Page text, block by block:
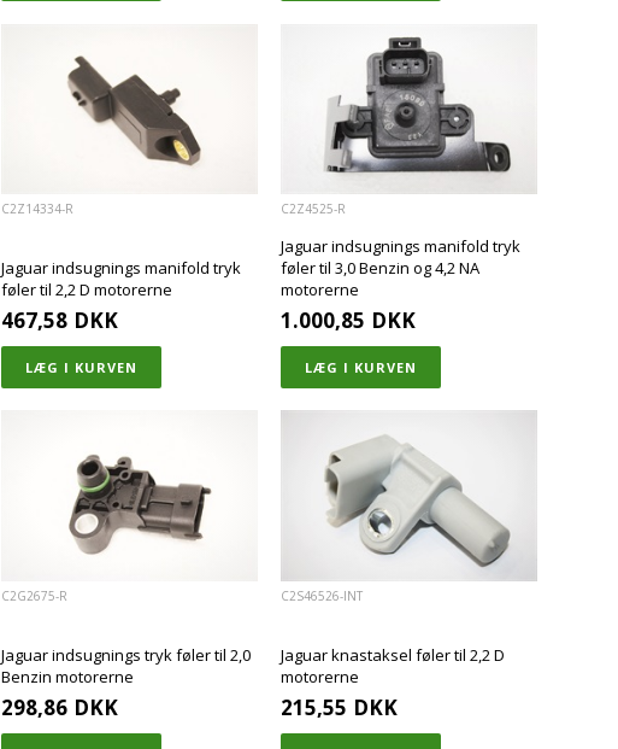
C2Z14334-R
Jaguar indsugnings manifold tryk
føler til 2,2 D motorerne
467,58 DKK
C2Z4525-R
Jaguar indsugnings manifold tryk
føler til 3,0 Benzin og 4,2 NA
motorerne
1.000,85 DKK
C2G2675-R
Jaguar indsugnings tryk føler til 2,0
Benzin motorerne
298,86 DKK
C2S46526-INT
Jaguar knastaksel føler til 2,2 D
motorerne
215,55 DKK